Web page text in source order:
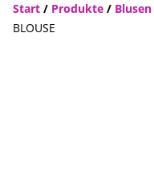
Start / Produkte / Blusen
BLOUSE